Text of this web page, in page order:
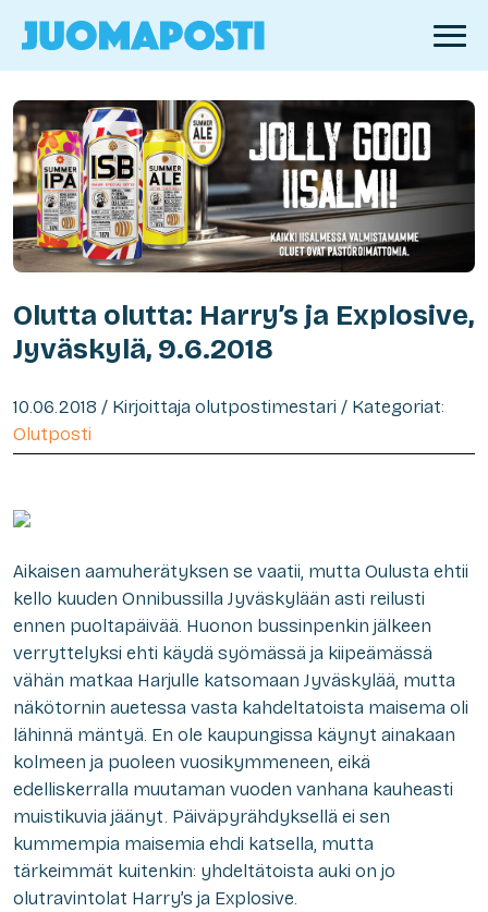
Olutta olutta: Harry’s ja Explosive,
Jyväskylä, 9.6.2018
10.06.2018 / Kirjoittaja olutpostimestari / Kategoriat:
Olutposti
Aikaisen aamuherätyksen se vaatii, mutta Oulusta ehtii
kello kuuden Onnibussilla Jyväskylään asti reilusti
ennen puoltapäivää. Huonon bussinpenkin jälkeen
verryttelyksi ehti käydä syömässä ja kiipeämässä
vähän matkaa Harjulle katsomaan Jyväskylää, mutta
näkötornin auetessa vasta kahdeltatoista maisema oli
lähinnä mäntyä. En ole kaupungissa käynyt ainakaan
kolmeen ja puoleen vuosikymmeneen, eikä
edelliskerralla muutaman vuoden vanhana kauheasti
muistikuvia jäänyt. Päiväpyrähdyksellä ei sen
kummempia maisemia ehdi katsella, mutta
tärkeimmät kuitenkin: yhdeltätoista auki on jo
olutravintolat Harry’s ja Explosive.